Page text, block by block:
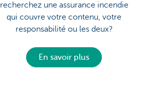
recherchez une assurance incendie
qui couvre votre contenu, votre
responsabilité ou les deux?
En savoir plus